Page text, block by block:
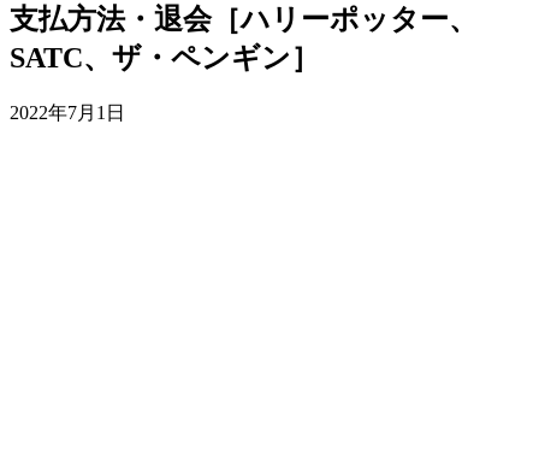
支払方法・退会［ハリーポッター、
SATC、ザ・ペンギン］
2022年7月1日